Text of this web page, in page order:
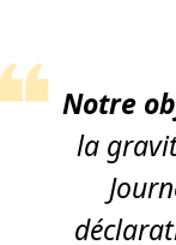
Notre
la